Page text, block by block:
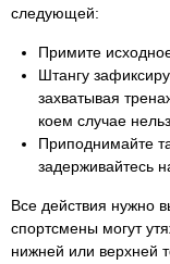
следующей:
Примите
Штангу
захватывая
коем случае
Приподнимайте
задерживайтесь
Все действия нужно
спортсмены могут
нижней или верхней